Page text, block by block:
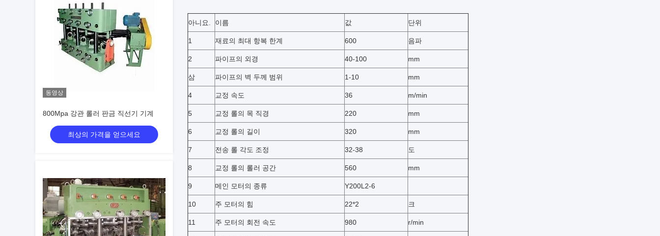
동영상
800Mpa 강관 롤러 판금 직선기 기계
최상의 가격을 얻으세요
아니요. 이름 값 단위
1 재료의 최대 항복 한계 600 음파
2 파이프의 외경 40-100 mm
삼 파이프의 벽 두께 범위 1-10 mm
4 교정 속도 36 m/min
5 교정 롤의 목 직경 220 mm
6 교정 롤의 길이 320 mm
7 전송 롤 각도 조정 32-38 도
8 교정 롤의 롤러 공간 560 mm
9 메인 모터의 종류 Y200L2-6
10 주 모터의 힘 22*2 크
11 주 모터의 회전 속도 980 r/min